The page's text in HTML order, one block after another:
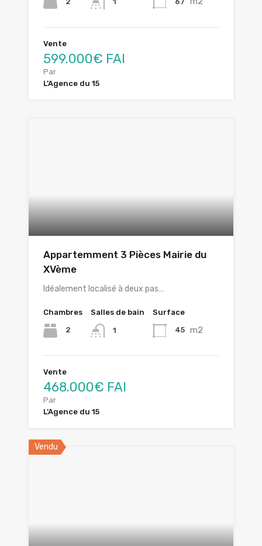
Vente
599.000€ FAI
Par
L’Agence du 15
Appartemment 3 Pièces Mairie du
XVème
Idéalement localisé à deux pas…
Chambres
2
Salles de bain
1
Surface
45 m2
Vente
468.000€ FAI
Par
L’Agence du 15
Vendu